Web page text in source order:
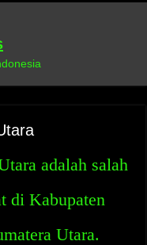
adalah salah
di Kabupaten
Utara.